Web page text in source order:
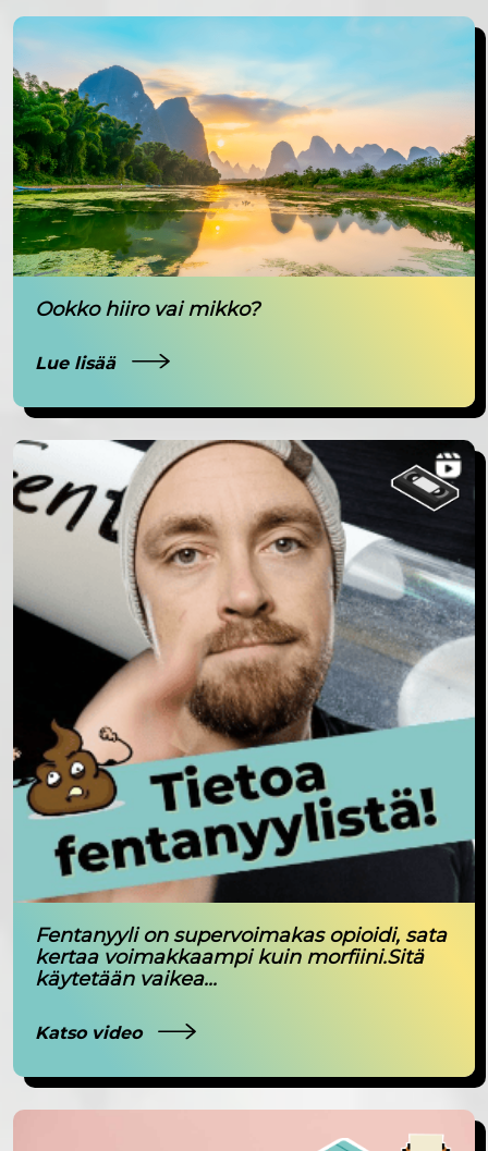
Ookko hiiro vai mikko?
Lue lisää
Fentanyyli on supervoimakas opioidi, sata
kertaa voimakkaampi kuin morfiini.Sitä
käytetään vaikea...
Katso video